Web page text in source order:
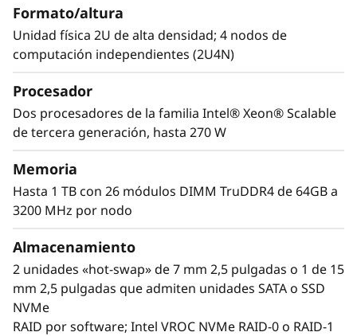
e
v
d
o
A
Optimizado para densidad
El sistema es del tipo 2U4N estándar, con
cuatro servidores (nodos) 1U, de media
anchura y procesador dual ThinkSystem SD650
V2, contenidos en una unidad física
ThinkSystem DA240 2U. Esto permite al
usuario integrar hasta 76 servidores en un
bastidor estándar 42U, con 4U reservado para
red. Esto se traduce en más de 5400 núcleos
de procesamiento por bastidor.
Formato/altura
Unidad física 2U de alta densidad; 4 nodos de
computación independientes (2U4N)
Procesador
Dos procesadores de la familia Intel® Xeon® Scalable
de tercera generación, hasta 270 W
Memoria
Hasta 1 TB con 26 módulos DIMM TruDDR4 de 64GB a
3200 MHz por nodo
Almacenamiento
2 unidades «hot-swap» de 7 mm 2,5 pulgadas o 1 de 15
mm 2,5 pulgadas que admiten unidades SATA o SSD
NVMe
RAID por software; Intel VROC NVMe RAID-0 o RAID-1